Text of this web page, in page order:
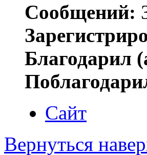
Сообщений:
Благодарил
Сайт
Вернуться